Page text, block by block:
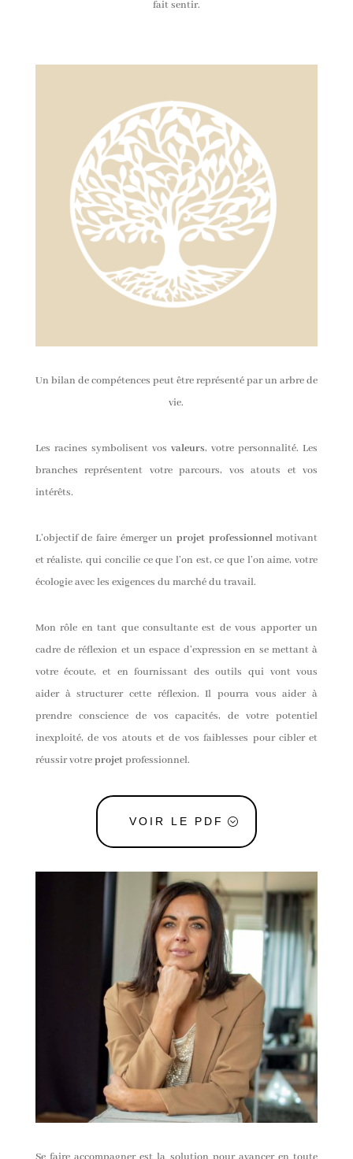
fait sentir.
Un bilan de compétences peut être représenté par un arbre de
vie.
Les racines symbolisent vosvaleurs, votre personnalité. Les
branches représentent votre parcours, vos atouts et vos
intérêts.
L’objectif de faire émerger un projet professionnelmotivant
et réaliste, qui concilie ce que l’on est, ce que l’on aime, votre
écologie avec les exigences du marché du travail.
Mon rôle en tant que consultante est de vous apporter un
cadre de réflexion et un espace d’expression en se mettant à
votre écoute, et en fournissant des outils qui vont vous
aider à structurer cette réflexion. Il pourra vous aider à
prendre conscience de vos capacités, de votre potentiel
inexploité, de vos atouts et de vos faiblesses pour cibler et
réussir votreprojetprofessionnel.
VOIR LE PDF